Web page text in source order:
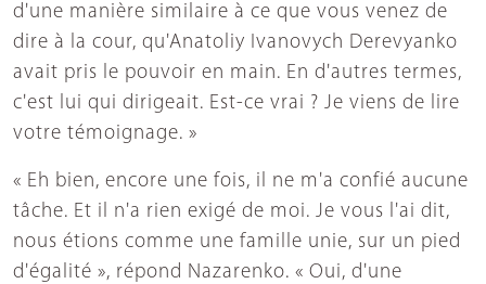
d'une manière similaire à ce que vous venez de
dire à la cour, qu'Anatoliy Ivanovych Derevyanko
avait pris le pouvoir en main. En d'autres termes,
c'est lui qui dirigeait. Est-ce vrai ? Je viens de lire
votre témoignage. »
« Eh bien, encore une fois, il ne m'a confié aucune
tâche. Et il n'a rien exigé de moi. Je vous l'ai dit,
nous étions comme une famille unie, sur un pied
d'égalité », répond Nazarenko. « Oui, d'une